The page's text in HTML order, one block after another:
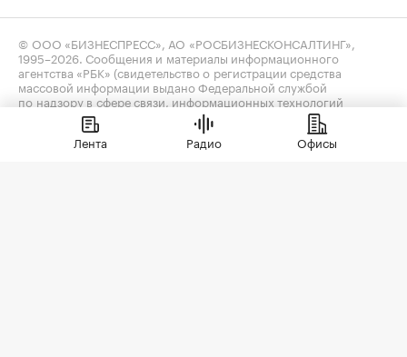
© ООО «БИЗНЕСПРЕСС», АО «РОСБИЗНЕСКОНСАЛТИНГ»,
1995–2026 . Сообщения и материалы информационного
агентства «РБК» (свидетельство о регистрации средства
массовой информации выдано Федеральной службой
по надзору в сфере связи, информационных технологий
и массовых коммуникаций (Роскомнадзор) 09.12.2015
за номером ИА №ФС77-63848) и сетевого издания «РБК»
(свидетельство о регистрации средства массовой информации
Лента Радио Офисы